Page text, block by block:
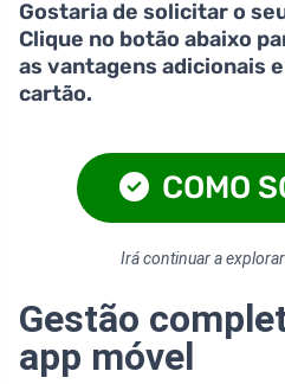
Gostaria de solicitar o
Clique no botão abaixo
as vantagens adicionais
cartão.
COMO
Irá continuar a
Gestão
app móvel